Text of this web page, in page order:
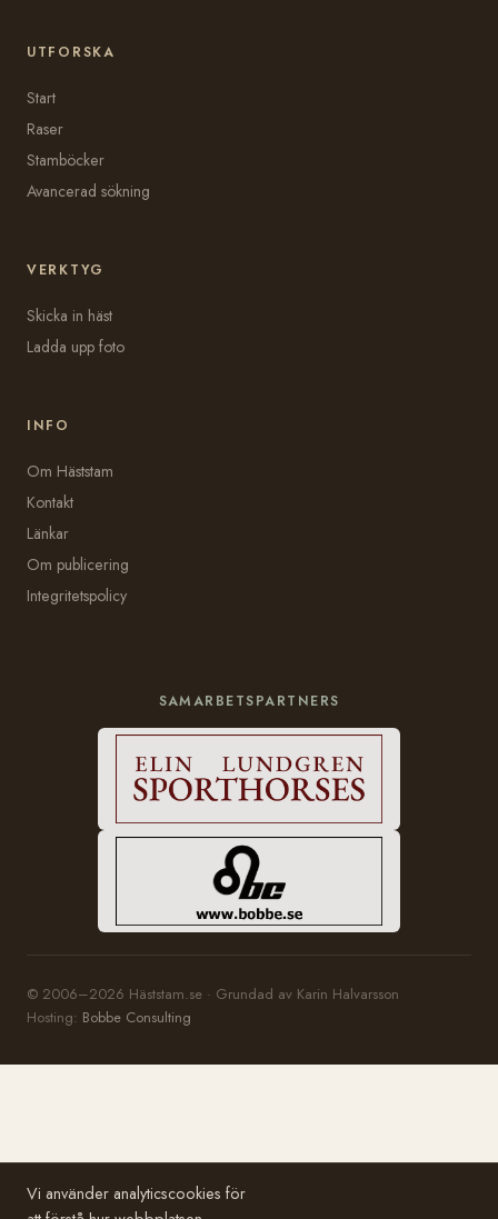
UTFORSKA
Start
Raser
Stamböcker
Avancerad sökning
VERKTYG
Skicka in häst
Ladda upp foto
INFO
Om Häststam
Kontakt
Länkar
Om publicering
Integritetspolicy
SAMARBETSPARTNERS
© 2006–2026 Häststam.se · Grundad av Karin Halvarsson
Hosting: Bobbe Consulting
Vi använder analyticscookies för